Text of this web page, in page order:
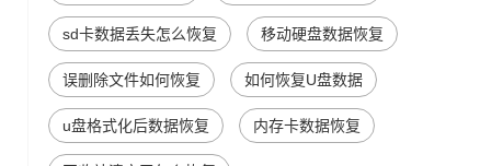
sd卡数据丢失怎么恢复 移动硬盘数据恢复
误删除文件如何恢复 如何恢复U盘数据
u盘格式化后数据恢复 内存卡数据恢复